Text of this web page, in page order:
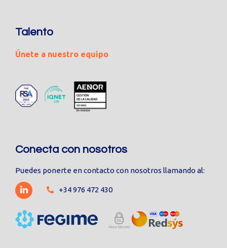
Talento
Únete a nuestro equipo
Conecta con nosotros
Puedes ponerte en contacto con nosotros llamando al:
+34 976 472 430